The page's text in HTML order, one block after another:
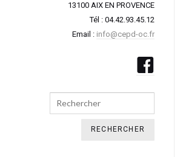
13100 AIX EN PROVENCE
Tél : 04.42.93.45.12
Email : info@cepd-oc.fr
Search